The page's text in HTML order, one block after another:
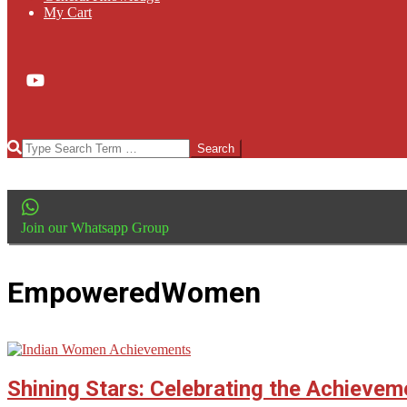
My Cart
Search
Join our Whatsapp Group
EmpoweredWomen
Shining Stars: Celebrating the